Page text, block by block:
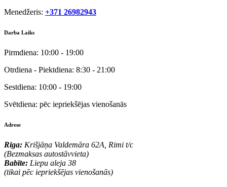
Menedžeris: +371 26982943
Darba Laiks
Pirmdiena: 10:00 - 19:00
Otrdiena - Piektdiena: 8:30 - 21:00
Sestdiena: 10:00 - 19:00
Svētdiena: pēc iepriekšējas vienošanās
Adrese
Riga: Krišjāņa Valdemāra 62A, Rimi t/c
(Bezmaksas autostāvvieta)
Babīte: Liepu aleja 38
(tikai pēc iepriekšējas vienošanās)